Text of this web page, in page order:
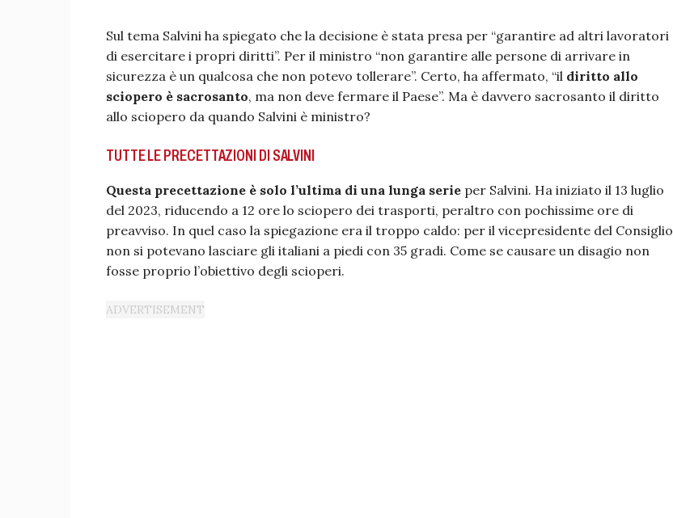
Sul tema Salvini ha spiegato che la decisione è stata presa per “garantire ad altri lavoratori
di esercitare i propri diritti”. Per il ministro “non garantire alle persone di arrivare in
sicurezza è un qualcosa che non potevo tollerare”. Certo, ha affermato, “il diritto allo
sciopero è sacrosanto, ma non deve fermare il Paese”. Ma è davvero sacrosanto il diritto
allo sciopero da quando Salvini è ministro?
TUTTE LE PRECETTAZIONI DI SALVINI
Questa precettazione è solo l’ultima di una lunga serie per Salvini. Ha iniziato il 13 luglio
del 2023, riducendo a 12 ore lo sciopero dei trasporti, peraltro con pochissime ore di
preavviso. In quel caso la spiegazione era il troppo caldo: per il vicepresidente del Consiglio
non si potevano lasciare gli italiani a piedi con 35 gradi. Come se causare un disagio non
fosse proprio l’obiettivo degli scioperi.